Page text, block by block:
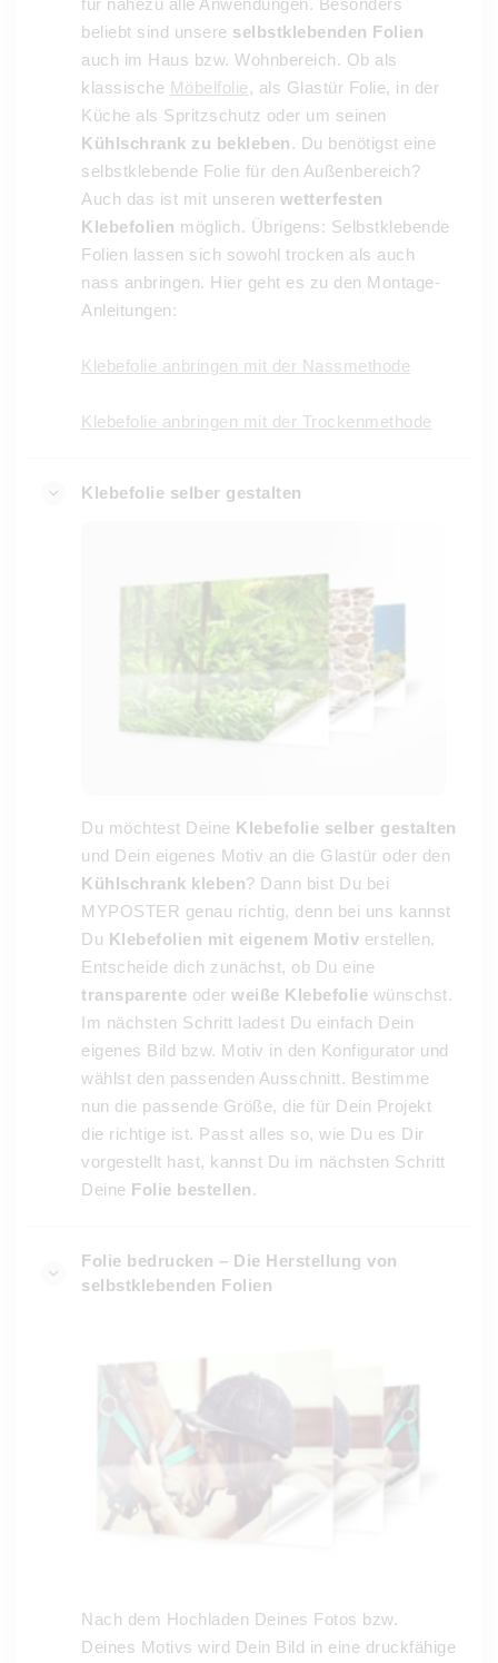
für nahezu alle Anwendungen. Besonders
beliebt sind unsere selbstklebenden Folien
auch im Haus bzw. Wohnbereich. Ob als
klassische Möbelfolie, als Glastür Folie, in der
Küche als Spritzschutz oder um seinen
Kühlschrank zu bekleben. Du benötigst eine
selbstklebende Folie für den Außenbereich?
Auch das ist mit unseren wetterfesten
Klebefolien möglich. Übrigens: Selbstklebende
Folien lassen sich sowohl trocken als auch
nass anbringen. Hier geht es zu den Montage-
Anleitungen:
Klebefolie anbringen mit der Nassmethode
Klebefolie anbringen mit der Trockenmethode
Klebefolie selber gestalten
Du möchtest Deine Klebefolie selber gestalten
und Dein eigenes Motiv an die Glastür oder den
Kühlschrank kleben? Dann bist Du bei
MYPOSTER genau richtig, denn bei uns kannst
Du Klebefolien mit eigenem Motiv erstellen.
Entscheide dich zunächst, ob Du eine
transparente oder weiße Klebefolie wünschst.
Im nächsten Schritt ladest Du einfach Dein
eigenes Bild bzw. Motiv in den Konfigurator und
wählst den passenden Ausschnitt. Bestimme
nun die passende Größe, die für Dein Projekt
die richtige ist. Passt alles so, wie Du es Dir
vorgestellt hast, kannst Du im nächsten Schritt
Deine Folie bestellen.
Folie bedrucken – Die Herstellung von
selbstklebenden Folien
Nach dem Hochladen Deines Fotos bzw.
Deines Motivs wird Dein Bild in eine druckfähige